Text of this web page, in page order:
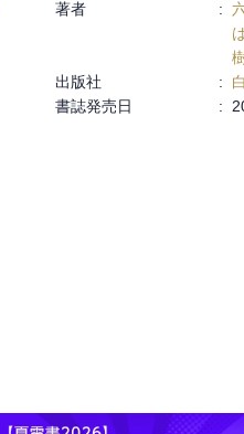
著者 :
出版社 :
書誌発売日 :